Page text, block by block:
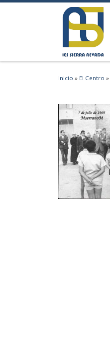
Saltar al contenido
Inicio » El Centro »